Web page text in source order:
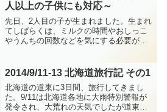
人以上の子供にも対応～
先日、2人目の子が生まれました。生まれ
てしばらくは、ミルクの時間やおしっこ
やうんちの回数などを気にする必要があ
アプリを使ってみたのですが、行きつい
たのが『ぴよログ』とい...
2014/9/11-13 北海道旅行記 その1
北海道の道東に3日間、旅行してきまし
た。9/11は北海道各地に大雨特別警報が
発令され、大荒れの天気でしたが道東は